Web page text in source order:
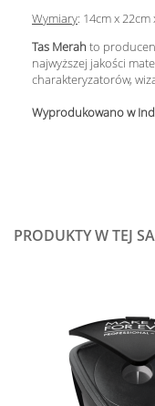
Wymiary: 14cm x 22cm
Tas Merahto
najwyższej jakości
charakteryzatorów,
Wyprodukowano w
PRODUKTY W TEJ